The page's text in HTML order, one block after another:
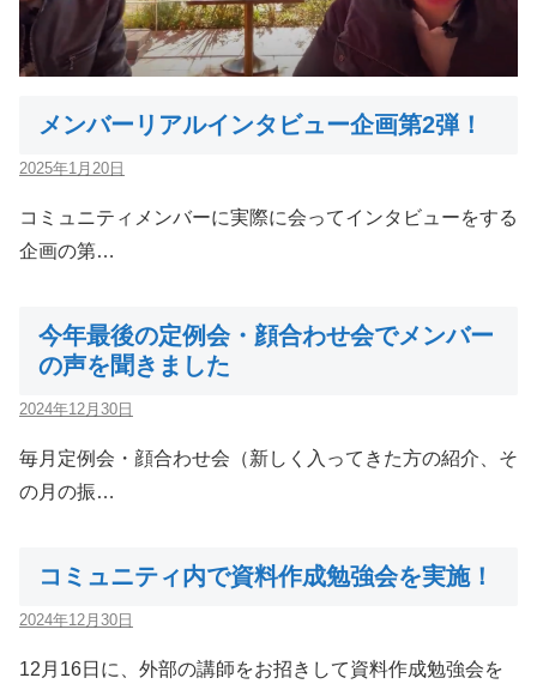
メンバーリアルインタビュー企画第2弾！
2025年1月20日
コミュニティメンバーに実際に会ってインタビューをする
企画の第…
今年最後の定例会・顔合わせ会でメンバー
の声を聞きました
2024年12月30日
毎月定例会・顔合わせ会（新しく入ってきた方の紹介、そ
の月の振…
コミュニティ内で資料作成勉強会を実施！
2024年12月30日
12月16日に、外部の講師をお招きして資料作成勉強会を